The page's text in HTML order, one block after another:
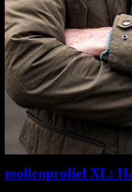
mollenprofiel XL: